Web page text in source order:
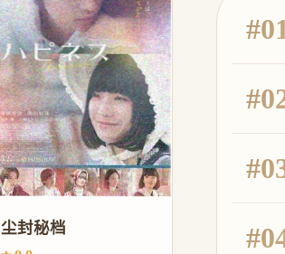
尘封秘档